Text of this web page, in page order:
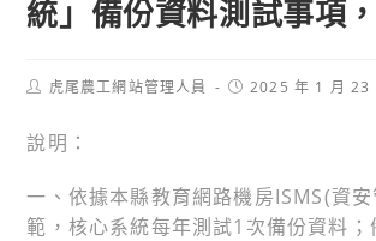
統」備份資料測試事項
Post虎尾農工網站管理人員
Post2025 年 1 月 23
說明：
一、依據本縣教育網路機房ISMS(資
範，核心系統每年測試1次備份資料；